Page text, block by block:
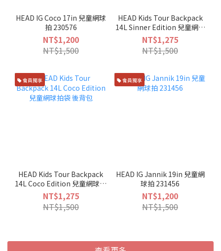
HEAD IG Coco 17in 兒童網球
拍 230576
NT$1,200
NT$1,500
HEAD Kids Tour Backpack
14L Sinner Edition 兒童網球
拍袋 後背包
NT$1,275
NT$1,500
會員獨享
HEAD Kids Tour Backpack
14L Coco Edition 兒童網球拍
袋 後背包
NT$1,275
NT$1,500
會員獨享
HEAD IG Jannik 19in 兒童網
球拍 231456
NT$1,200
NT$1,500